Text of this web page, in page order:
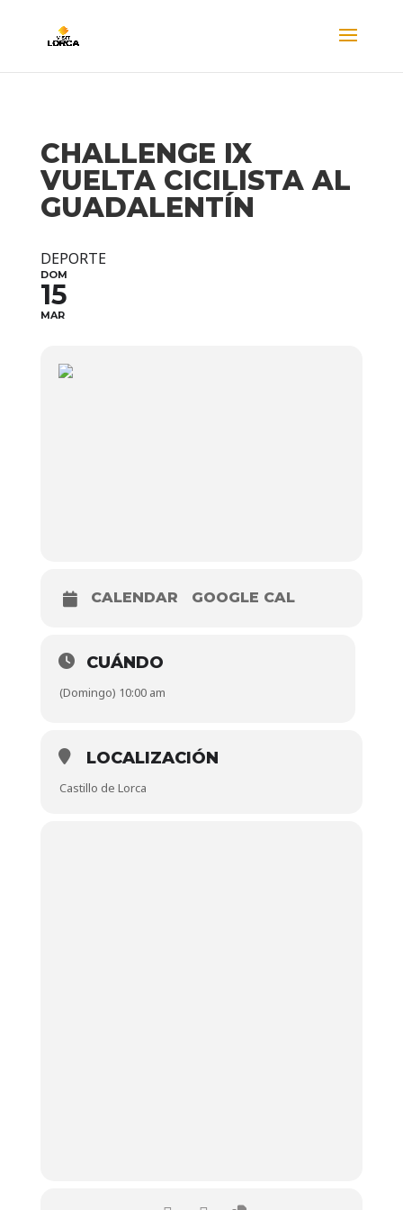
CHALLENGE IX
VUELTA CICILISTA AL
GUADALENTÍN
DEPORTE
DOM
15
MAR
CALENDAR GOOGLE CAL
CUÁNDO
(Domingo) 10:00 am
LOCALIZACIÓN
Castillo de Lorca